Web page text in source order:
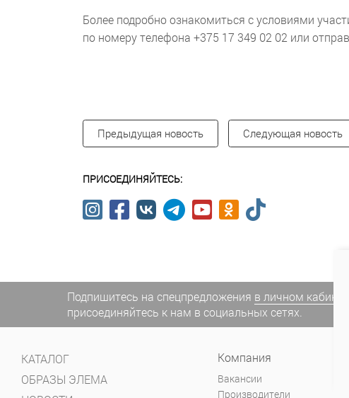
Более подробно ознакомиться с условиями
по номеру телефона +375 17 349 02 02 или
Предыдущая новость Следующая новость
ПРИСОЕДИНЯЙТЕСЬ:
Подпишитесь на спецпредложения в личном
присоединяйтесь к нам в социальных сетях.
КАТАЛОГ
ОБРАЗЫ ЭЛЕМА
Компания
Вакансии
Производители